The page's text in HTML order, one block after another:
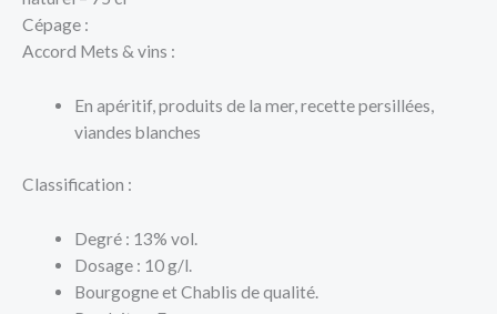
Cépage :
Accord Mets & vins :
En apéritif, produits de la mer, recette persillées,
viandes blanches
Classification :
Degré : 13% vol.
Dosage : 10 g/l.
Bourgogne et Chablis de qualité.